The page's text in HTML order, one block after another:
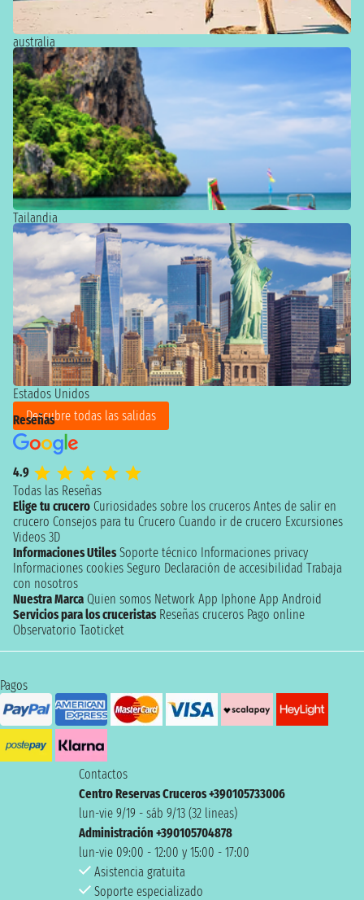
australia
Descubre todas las salidas
Tailandia
Descubre todas las salidas
Estados Unidos
Descubre todas las salidas
Reseñas
4.9
Todas las Reseñas
Elige tu crucero Curiosidades sobre los cruceros Antes de salir en
crucero Consejos para tu Crucero Cuando ir de crucero Excursiones
Videos 3D
Informaciones Utiles Soporte técnico Informaciones privacy
Informaciones cookies Seguro Declaración de accesibilidad Trabaja
con nosotros
Nuestra Marca Quien somos Network App Iphone App Android
Servicios para los cruceristas Reseñas cruceros Pago online
Observatorio Taoticket
Pagos
Contactos
Centro Reservas Cruceros +390105733006
lun-vie 9/19 - sáb 9/13 (32 lineas)
Administración +390105704878
lun-vie 09:00 - 12:00 y 15:00 - 17:00
Asistencia gratuita
Soporte especializado